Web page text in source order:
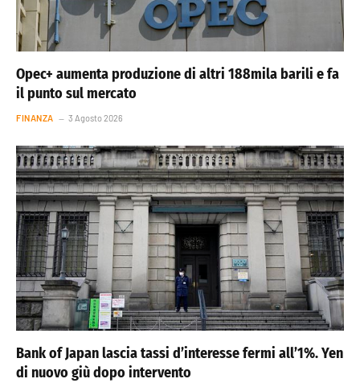
Opec+ aumenta produzione di altri 188mila barili e fa
il punto sul mercato
FINANZA 3 Agosto 2026
Bank of Japan lascia tassi d’interesse fermi all’1%. Yen
di nuovo giù dopo intervento